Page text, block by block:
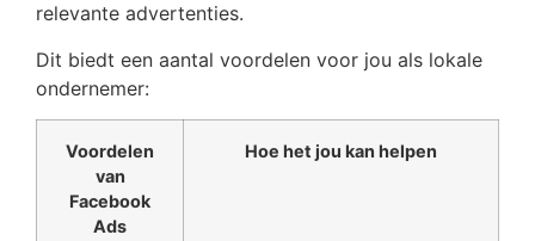
relevante advertenties.
Dit biedt een aantal voordelen voor jou als lokale
ondernemer:
Voordelen
van
Facebook
Ads
Hoe het jou kan helpen